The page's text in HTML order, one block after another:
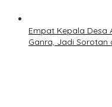
Empat Kepala Desa
Ganra, Jadi Sorotan